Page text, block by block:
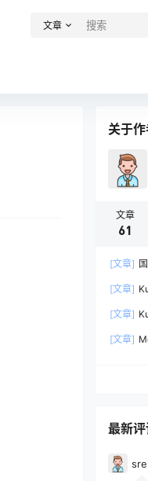
文章
关于
文章
61
[文章]
[文章]
[文章]
[文章]
最新